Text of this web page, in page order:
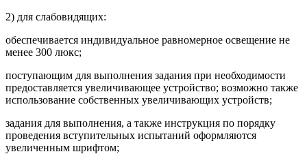
2) для слабовидящих:
обеспечивается индивидуальное равномерное освещение не
менее 300 люкс;
поступающим для выполнения задания при необходимости
предоставляется увеличивающее устройство; возможно также
использование собственных увеличивающих устройств;
задания для выполнения, а также инструкция по порядку
проведения вступительных испытаний оформляются
увеличенным шрифтом;